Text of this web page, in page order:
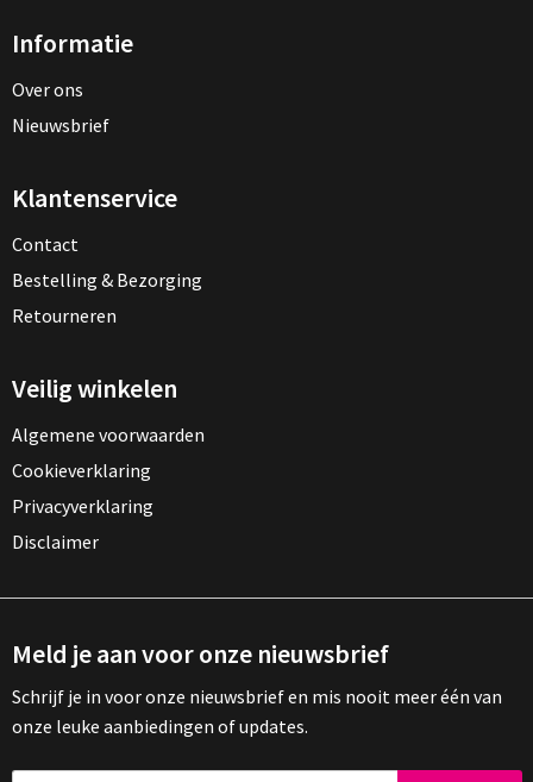
Informatie
Over ons
Nieuwsbrief
Klantenservice
Contact
Bestelling & Bezorging
Retourneren
Veilig winkelen
Algemene voorwaarden
Cookieverklaring
Privacyverklaring
Disclaimer
Meld je aan voor onze nieuwsbrief
Schrijf je in voor onze nieuwsbrief en mis nooit meer één van
onze leuke aanbiedingen of updates.